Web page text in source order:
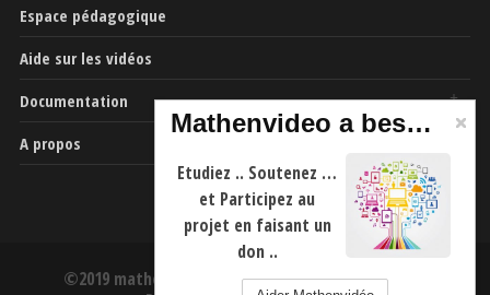
Espace pédagogique
Aide sur les vidéos
Documentation
A propos
©2019 mathenvideo.fr -CGU-Mentions Légales
Mathenvideo a besoin de vous
Etudiez .. Soutenez …
et Participez au
projet en faisant un
don ..